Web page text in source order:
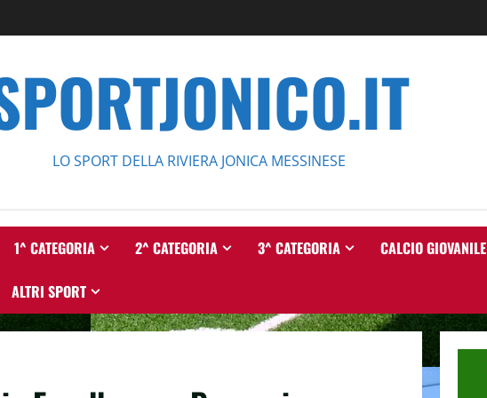
LO SPORT DELLA RIVIERA JONICA MESSINESE
1^ CATEGORIA 2^ CATEGORIA 3^ CATEGORIA CALCIO GIOVANILE
ALTRI SPORT